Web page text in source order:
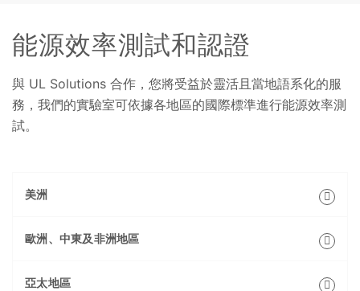
能源效率測試和認證
與 UL Solutions 合作，您將受益於靈活且當地語系化的服
務，我們的實驗室可依據各地區的國際標準進行能源效率測
試。
美洲
歐洲、中東及非洲地區
亞太地區